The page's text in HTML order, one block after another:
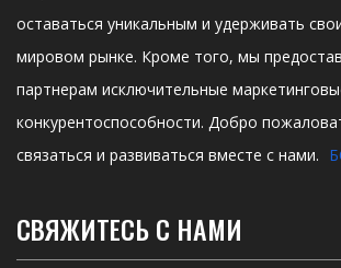
оставаться уникальным и удерживать
мировом рынке. Кроме того, мы
партнерам исключительные
конкурентоспособности. Добро
связаться и развиваться вместе с нами.
СВЯЖИТЕСЬ С НАМИ